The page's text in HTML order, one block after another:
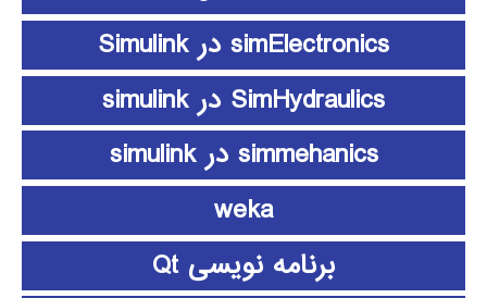
simElectronics در Simulink
SimHydraulics در simulink
simmehanics در simulink
weka
برنامه نویسی Qt